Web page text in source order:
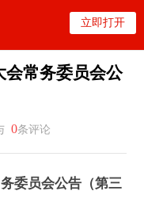
立即打开
会常务委员会公
0条评论
委员会公告（第三